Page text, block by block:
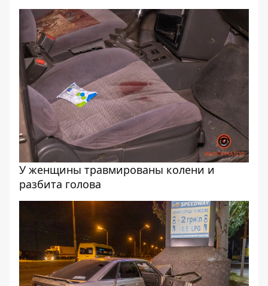
У женщины травмированы колени и
разбита голова